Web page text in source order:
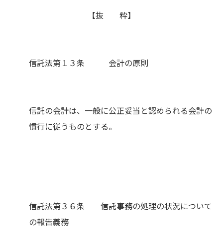
【抜 粋】
信託法第１３条 会計の原則
信託の会計は、一般に公正妥当と認められる会計の
慣行に従うものとする。
信託法第３６条 信託事務の処理の状況について
の報告義務